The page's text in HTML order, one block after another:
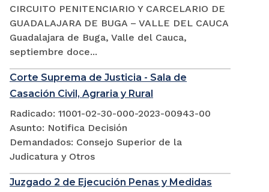
CIRCUITO PENITENCIARIO Y CARCELARIO DE
GUADALAJARA DE BUGA – VALLE DEL CAUCA
Guadalajara de Buga, Valle del Cauca,
septiembre doce...
Corte Suprema de Justicia - Sala de
Casación Civil, Agraria y Rural
Radicado: 11001-02-30-000-2023-00943-00
Asunto: Notifica Decisión
Demandados: Consejo Superior de la
Judicatura y Otros
Juzgado 2 de Ejecución Penas y Medidas